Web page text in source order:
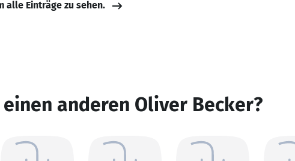
alle Einträge zu sehen.
einen anderen Oliver Becker?